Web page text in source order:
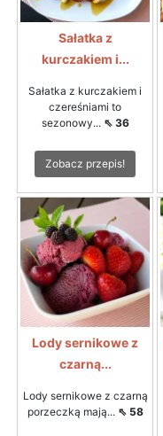
Sałatka z
kurczakiem i...
Sałatka z kurczakiem i
czereśniami to
sezonowy... ⇖ 36
Zobacz przepis!
Lody sernikowe z
czarną...
Lody sernikowe z czarną
porzeczką mają... ⇖ 58